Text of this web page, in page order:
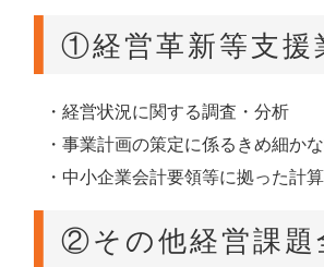
①経営革新等支援
・経営状況に関する調査・分析
・事業計画の策定に係るきめ細か
・中小企業会計要領等に拠った計
②その他経営課題